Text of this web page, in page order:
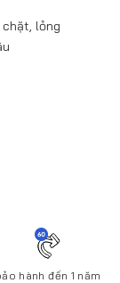
lỏng
hành đến 1 năm